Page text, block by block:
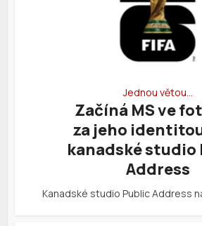
Jednou větou…
Začíná MS ve
za jeho
kanadské studio
Address
Kanadské studio Public Address